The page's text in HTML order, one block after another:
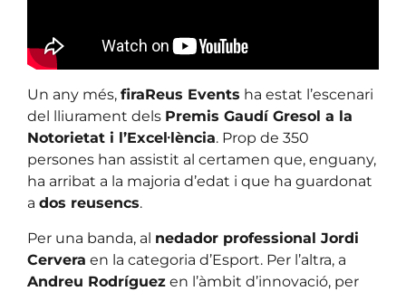
Un any més, firaReus Events ha estat l’escenari
del lliurament dels Premis Gaudí Gresol a la
Notorietat i l’Excel·lència. Prop de 350
persones han assistit al certamen que, enguany,
ha arribat a la majoria d’edat i que ha guardonat
a dos reusencs.
Per una banda, al nedador professional Jordi
Cervera en la categoria d’Esport. Per l’altra, a
Andreu Rodríguez en l’àmbit d’innovació, per